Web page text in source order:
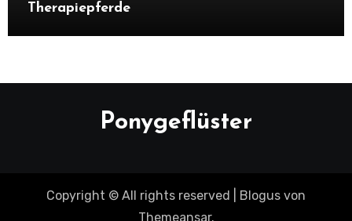
Therapiepferde
Ponygeflüster
Copyright © All rights reserved Blogus von
Themeansar.